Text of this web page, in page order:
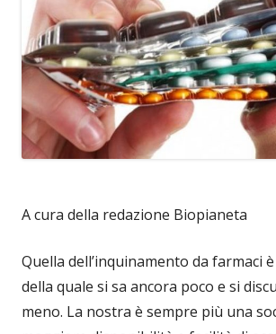
A cura della redazione Biopianeta
Quella dell’inquinamento da farmaci
della quale si sa ancora poco e si
meno. La nostra è sempre più una